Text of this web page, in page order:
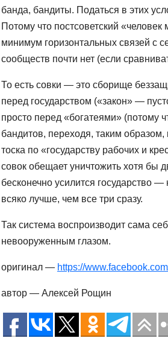
банда, бандиты. Податься в этих
Потому что постсоветский
минимум горизонтальных связей с
сообществ почти нет (если
То есть совки — это сборище
перед государством («закон» —
просто перед «богатеями» (потому
бандитов, переходя, таким
тоска по «государству рабочих и
совок обещает уничтожить хотя бы
бесконечно усилится государство
всяко лучше, чем все три сразу.
Так система воспроизводит сама
невооруженным глазом.
оригинал — https://
автор — Алексей Рощин